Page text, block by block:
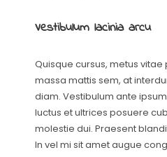
Vestibulum lacinia arcu
Quisque cursus, metus
massa mattis sem, at
diam. Vestibulum ante
luctus et ultrices posuere
molestie dui. Praesent
In vel mi sit amet augue